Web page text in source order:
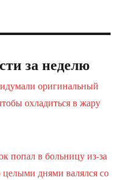
за неделю
оригинальный
охладиться в жару
попал в больницу из-за
целыми днями валялся со